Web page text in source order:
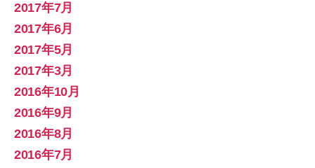
2017年7月
2017年6月
2017年5月
2017年3月
2016年10月
2016年9月
2016年8月
2016年7月